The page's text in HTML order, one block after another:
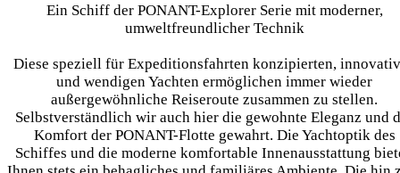
Ein Schiff der PONANT-Explorer Serie mit moderner,
umweltfreundlicher Technik
Diese speziell für Expeditionsfahrten konzipierten,
und wendigen Yachten ermöglichen immer wieder
außergewöhnliche Reiseroute zusammen zu stellen.
Selbstverständlich wir auch hier die gewohnte Eleganz und
Komfort der PONANT-Flotte gewahrt. Die Yachtoptik des
Schiffes und die moderne komfortable Innenausstattung